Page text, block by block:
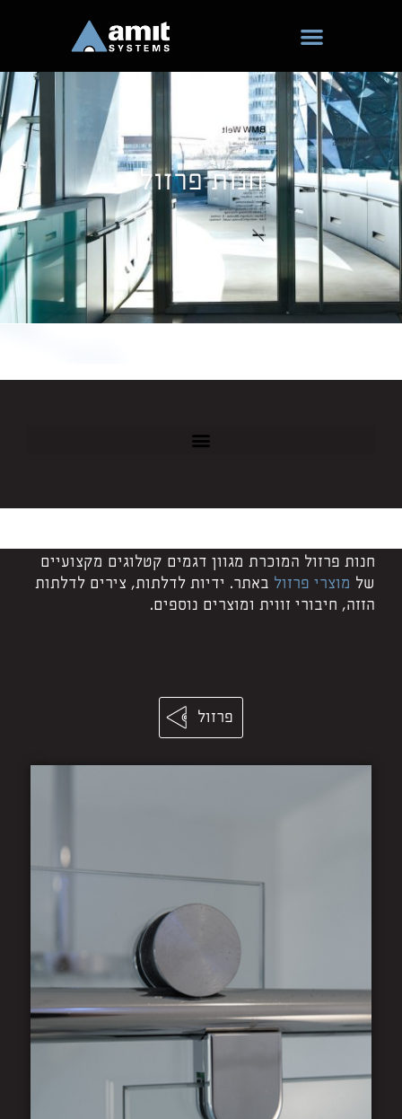
חנות פרזול
חנות פרזול המוכרת מגוון דגמים קטלוגים מקצועיים
של מוצרי פרזול באתר. ידיות לדלתות, צירים לדלתות
הזזה, חיבורי זווית ומוצרים נוספים.
פרזול